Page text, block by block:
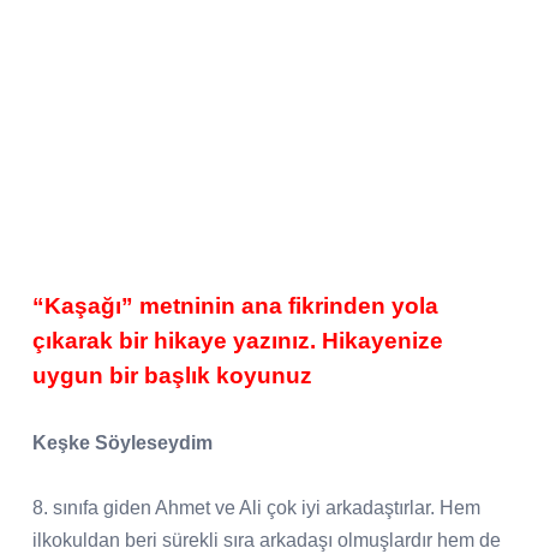
“Kaşağı” metninin ana fikrinden yola
çıkarak bir hikaye yazınız. Hikayenize
uygun bir başlık koyunuz
Keşke Söyleseydim
8. sınıfa giden Ahmet ve Ali çok iyi arkadaştırlar. Hem
ilkokuldan beri sürekli sıra arkadaşı olmuşlardır hem de